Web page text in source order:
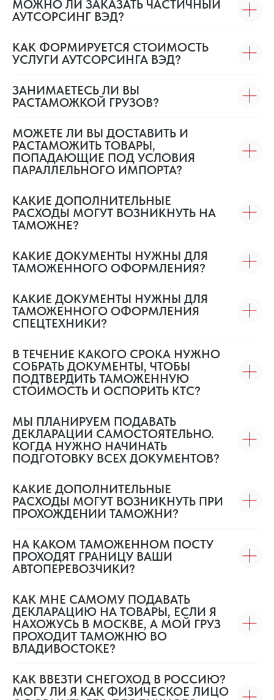
МОЖНО ЛИ ЗАКАЗАТЬ ЧАСТИЧНЫЙ
АУТСОРСИНГ ВЭД?
КАК ФОРМИРУЕТСЯ СТОИМОСТЬ
УСЛУГИ АУТСОРСИНГА ВЭД?
ЗАНИМАЕТЕСЬ ЛИ ВЫ
РАСТАМОЖКОЙ ГРУЗОВ?
МОЖЕТЕ ЛИ ВЫ ДОСТАВИТЬ И
РАСТАМОЖИТЬ ТОВАРЫ,
ПОПАДАЮЩИЕ ПОД УСЛОВИЯ
ПАРАЛЛЕЛЬНОГО ИМПОРТА?
КАКИЕ ДОПОЛНИТЕЛЬНЫЕ
РАСХОДЫ МОГУТ ВОЗНИКНУТЬ НА
ТАМОЖНЕ?
КАКИЕ ДОКУМЕНТЫ НУЖНЫ ДЛЯ
ТАМОЖЕННОГО ОФОРМЛЕНИЯ?
КАКИЕ ДОКУМЕНТЫ НУЖНЫ ДЛЯ
ТАМОЖЕННОГО ОФОРМЛЕНИЯ
СПЕЦТЕХНИКИ?
В ТЕЧЕНИЕ КАКОГО СРОКА НУЖНО
СОБРАТЬ ДОКУМЕНТЫ, ЧТОБЫ
ПОДТВЕРДИТЬ ТАМОЖЕННУЮ
СТОИМОСТЬ И ОСПОРИТЬ КТС?
МЫ ПЛАНИРУЕМ ПОДАВАТЬ
ДЕКЛАРАЦИИ САМОСТОЯТЕЛЬНО.
КОГДА НУЖНО НАЧИНАТЬ
ПОДГОТОВКУ ВСЕХ ДОКУМЕНТОВ?
КАКИЕ ДОПОЛНИТЕЛЬНЫЕ
РАСХОДЫ МОГУТ ВОЗНИКНУТЬ ПРИ
ПРОХОЖДЕНИИ ТАМОЖНИ?
НА КАКОМ ТАМОЖЕННОМ ПОСТУ
ПРОХОДЯТ ГРАНИЦУ ВАШИ
АВТОПЕРЕВОЗЧИКИ?
КАК МНЕ САМОМУ ПОДАВАТЬ
ДЕКЛАРАЦИЮ НА ТОВАРЫ, ЕСЛИ Я
НАХОЖУСЬ В МОСКВЕ, А МОЙ ГРУЗ
ПРОХОДИТ ТАМОЖНЮ ВО
ВЛАДИВОСТОКЕ?
КАК ВВЕЗТИ СНЕГОХОД В РОССИЮ?
МОГУ ЛИ Я КАК ФИЗИЧЕСКОЕ ЛИЦО